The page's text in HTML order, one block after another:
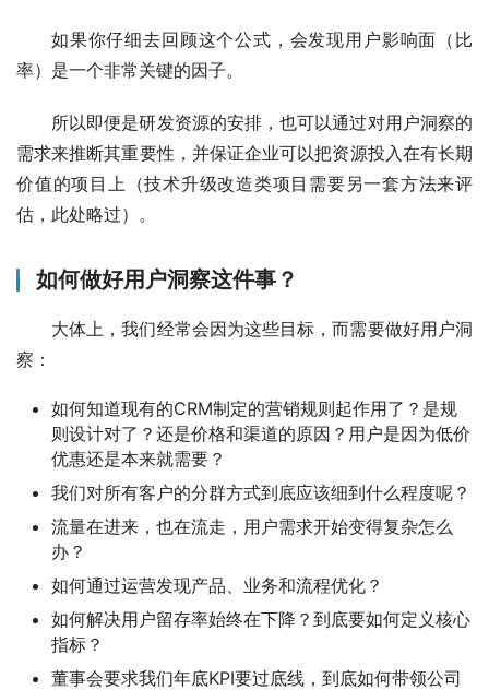
如果你仔细去回顾这个公式，会发现用户影响面（比
率）是一个非常关键的因子。
所以即便是研发资源的安排，也可以通过对用户洞察的
需求来推断其重要性，并保证企业可以把资源投入在有长期
价值的项目上（技术升级改造类项目需要另一套方法来评
估，此处略过）。
如何做好用户洞察这件事？
大体上，我们经常会因为这些目标，而需要做好用户洞
察：
如何知道现有的CRM制定的营销规则起作用了？是规
则设计对了？还是价格和渠道的原因？用户是因为低价
优惠还是本来就需要？
我们对所有客户的分群方式到底应该细到什么程度呢？
流量在进来，也在流走，用户需求开始变得复杂怎么
办？
如何通过运营发现产品、业务和流程优化？
如何解决用户留存率始终在下降？到底要如何定义核心
指标？
董事会要求我们年底KPI要过底线，到底如何带领公司